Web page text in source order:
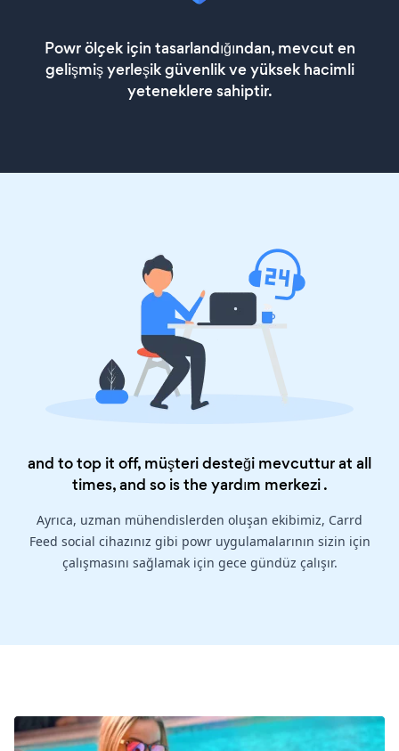
Powr ölçek için tasarlandığından, mevcut en
gelişmiş yerleşik güvenlik ve yüksek hacimli
yeteneklere sahiptir.
and to top it off, müşteri desteği mevcuttur at all
times, and so is theyardım merkezi.
Ayrıca, uzman mühendislerden oluşan ekibimiz, Carrd
Feed social cihazınız gibi powr uygulamalarının sizin için
çalışmasını sağlamak için gece gündüz çalışır.